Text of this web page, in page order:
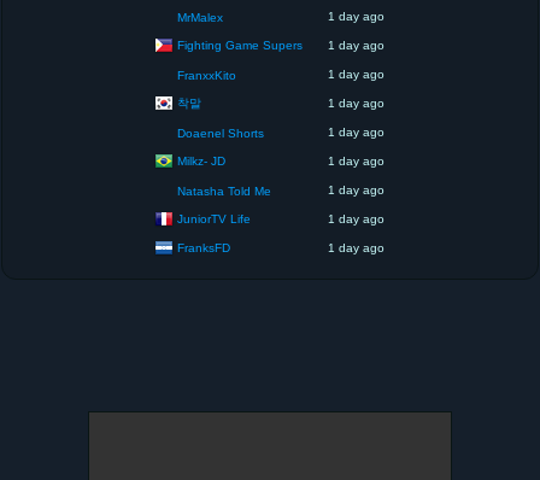
MrMalex 1 day ago
Fighting Game Supers 1 day ago
FranxxKito 1 day ago
착말 1 day ago
Doaenel Shorts 1 day ago
Milkz- JD 1 day ago
Natasha Told Me 1 day ago
JuniorTV Life 1 day ago
FranksFD 1 day ago